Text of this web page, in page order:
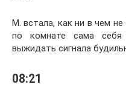
М. встала, как ни в чем
по комнате сама
выжидать сигнала
08:21